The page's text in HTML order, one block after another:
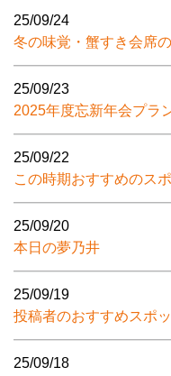
25/09/24
冬の味覚・蟹すき会席
25/09/23
2025年度忘新年会プラ
25/09/22
この時期おすすめのス
25/09/20
本日の夢乃井
25/09/19
投稿者のおすすめスポ
25/09/18